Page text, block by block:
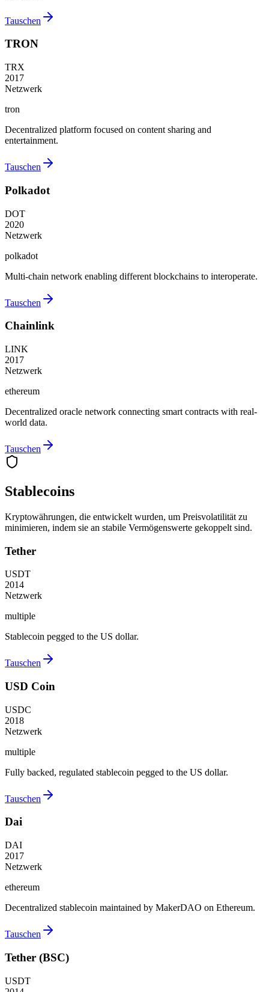
Tauschen
TRON
TRX
2017
Netzwerk
tron
Decentralized platform focused on content sharing and
entertainment.
Tauschen
Polkadot
DOT
2020
Netzwerk
polkadot
Multi-chain network enabling different blockchains to interoperate.
Tauschen
Chainlink
LINK
2017
Netzwerk
ethereum
Decentralized oracle network connecting smart contracts with real-
world data.
Tauschen
Stablecoins
Kryptowährungen, die entwickelt wurden, um Preisvolatilität zu
minimieren, indem sie an stabile Vermögenswerte gekoppelt sind.
Tether
USDT
2014
Netzwerk
multiple
Stablecoin pegged to the US dollar.
Tauschen
USD Coin
USDC
2018
Netzwerk
multiple
Fully backed, regulated stablecoin pegged to the US dollar.
Tauschen
Dai
DAI
2017
Netzwerk
ethereum
Decentralized stablecoin maintained by MakerDAO on Ethereum.
Tauschen
Tether (BSC)
USDT